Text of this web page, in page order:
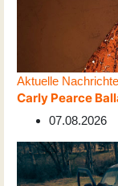
Aktuelle
Carly Pearce
07.08.2026